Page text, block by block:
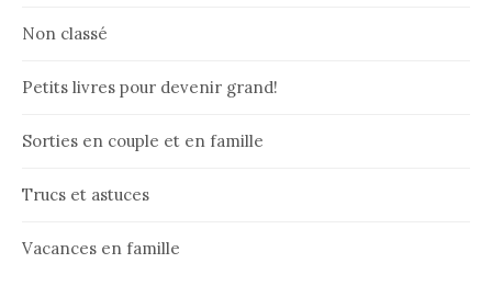
Non classé
Petits livres pour devenir grand!
Sorties en couple et en famille
Trucs et astuces
Vacances en famille